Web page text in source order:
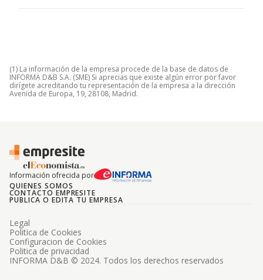
(1) La información de la empresa procede de la base de datos de
INFORMA D&B S.A. (SME) Si aprecias que existe algún error por favor
dirígete acreditando tu representación de la empresa a la dirección
Avenida de Europa, 19, 28108, Madrid.
Información ofrecida por
QUIENES SOMOS
CONTACTO EMPRESITE
PUBLICA O EDITA TU EMPRESA
INFORMA D&B © 2024. Todos los derechos reservados
Legal
Politica de Cookies
Configuracion de Cookies
Politica de privacidad